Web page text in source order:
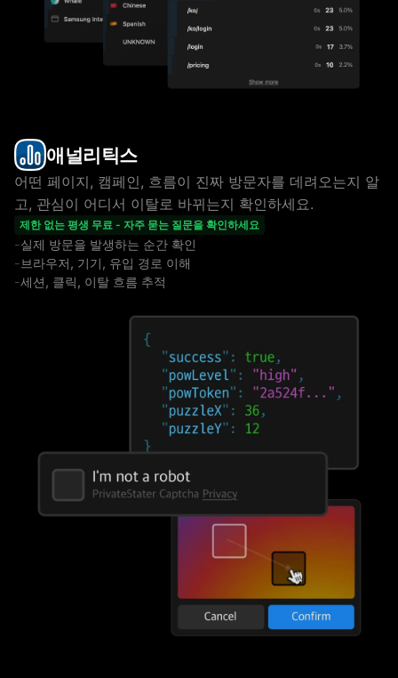
애널리틱스
어떤 페이지, 캠페인, 흐름이 진짜 방문자를 데려오는지 알
고, 관심이 어디서 이탈로 바뀌는지 확인하세요.
제한 없는 평생 무료 - 자주 묻는 질문을 확인하세요
실제 방문을 발생하는 순간 확인
브라우저, 기기, 유입 경로 이해
세션, 클릭, 이탈 흐름 추적